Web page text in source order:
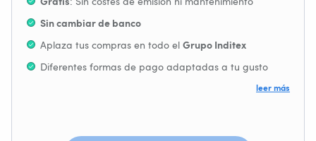
leer más
Gratis: Sin costes de emisión ni mantenimiento
Sin cambiar de banco
Aplaza tus compras en todo el Grupo Inditex
Diferentes formas de pago adaptadas a tu gusto